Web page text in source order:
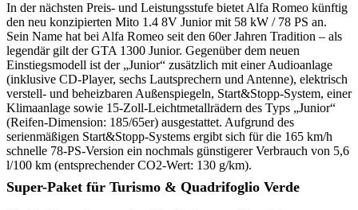
In der nächsten Preis- und Leistungsstufe bietet Alfa Romeo künftig
den neu konzipierten Mito 1.4 8V Junior mit 58 kW / 78 PS an.
Sein Name hat bei Alfa Romeo seit den 60er Jahren Tradition – als
legendär gilt der GTA 1300 Junior. Gegenüber dem neuen
Einstiegsmodell ist der „Junior“ zusätzlich mit einer Audioanlage
(inklusive CD-Player, sechs Lautsprechern und Antenne), elektrisch
verstell- und beheizbaren Außenspiegeln, Start&Stopp-System, einer
Klimaanlage sowie 15-Zoll-Leichtmetallrädern des Typs „Junior“
(Reifen-Dimension: 185/65er) ausgestattet. Aufgrund des
serienmäßigen Start&Stopp-Systems ergibt sich für die 165 km/h
schnelle 78-PS-Version ein nochmals günstigerer Verbrauch von 5,6
l/100 km (entsprechender CO2-Wert: 130 g/km).
Super-Paket für Turismo & Quadrifoglio Verde